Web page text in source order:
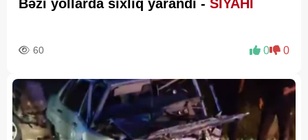
Bəzi yollarda sıxlıq yarandı - SİYAHI
60 0 0